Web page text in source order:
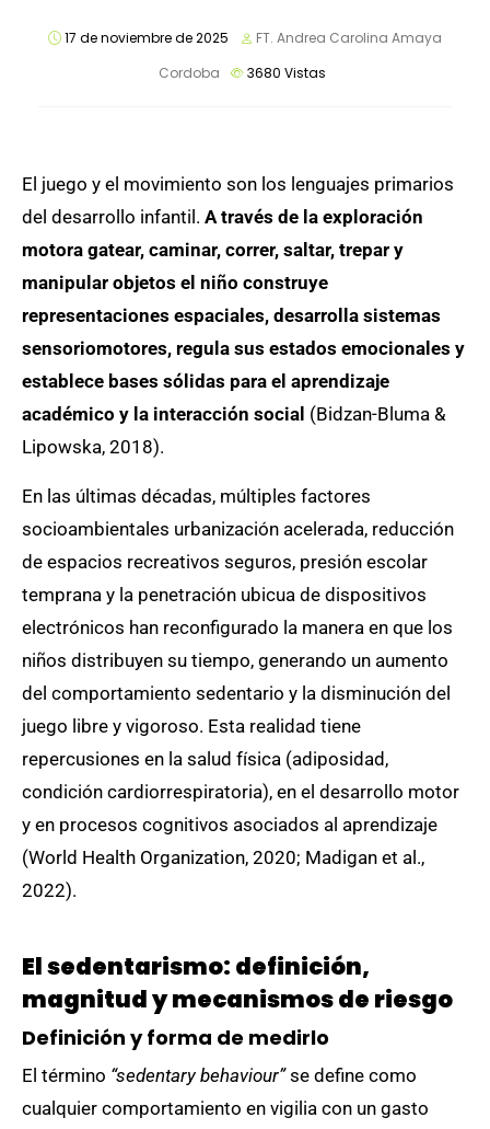
17 de noviembre de 2025
FT. Andrea Carolina Amaya
Cordoba
3680 Vistas
El juego y el movimiento son los lenguajes primarios
del desarrollo infantil. A través de la exploración
motora gatear, caminar, correr, saltar, trepar y
manipular objetos el niño construye
representaciones espaciales, desarrolla sistemas
sensoriomotores, regula sus estados emocionales y
establece bases sólidas para el aprendizaje
académico y la interacción social (Bidzan-Bluma &
Lipowska, 2018).
En las últimas décadas, múltiples factores
socioambientales urbanización acelerada, reducción
de espacios recreativos seguros, presión escolar
temprana y la penetración ubicua de dispositivos
electrónicos han reconfigurado la manera en que los
niños distribuyen su tiempo, generando un aumento
del comportamiento sedentario y la disminución del
juego libre y vigoroso. Esta realidad tiene
repercusiones en la salud física (adiposidad,
condición cardiorrespiratoria), en el desarrollo motor
y en procesos cognitivos asociados al aprendizaje
(World Health Organization, 2020; Madigan et al.,
2022).
El sedentarismo: definición,
magnitud y mecanismos de riesgo
Definición y forma de medirlo
El término “sedentary behaviour”se define como
cualquier comportamiento en vigilia con un gasto